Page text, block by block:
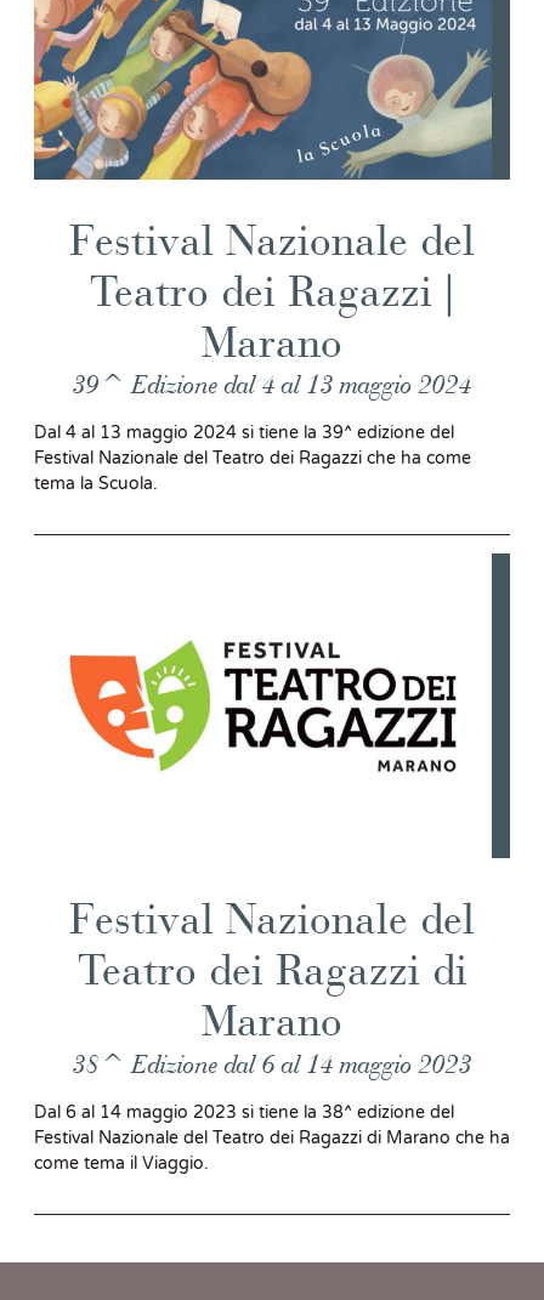
Festival Nazionale del
Teatro dei Ragazzi |
Marano
39^ Edizione dal 4 al 13 maggio 2024
Dal 4 al 13 maggio 2024 si tiene la 39^ edizione del
Festival Nazionale del Teatro dei Ragazzi che ha come
tema la Scuola.
Festival Nazionale del
Teatro dei Ragazzi di
Marano
38^ Edizione dal 6 al 14 maggio 2023
Dal 6 al 14 maggio 2023 si tiene la 38^ edizione del
Festival Nazionale del Teatro dei Ragazzi di Marano che ha
come tema il Viaggio.